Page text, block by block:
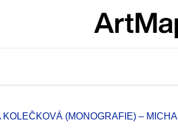
KOLEČKOVÁ (MONOGRAFIE) –